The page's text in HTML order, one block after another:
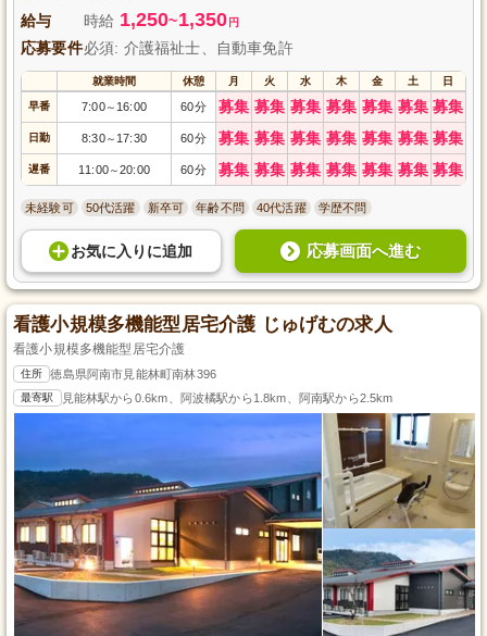
給与 時給 1,250~1,350 円
応募要件必須: 介護福祉士、自動車免許
就業時間 休憩 月 火 水 木 金 土 日
早番 7:00～ 16:00 60分 募集 募集 募集 募集 募集 募集 募集
日勤 8:30～ 17:30 60分 募集 募集 募集 募集 募集 募集 募集
遅番 11:00～20:00 60分 募集 募集 募集 募集 募集 募集 募集
未経験可 50代活躍 新卒可 年齢不問 40代活躍 学歴不問
お気に入り に追加 応募画面へ進む
看護小規模多機能型居宅介護 じゅげむの求人
看護小規模多機能型居宅介護
住所 徳島県阿南市見能林町南林396
最寄駅 見能林駅から0.6km、阿波橘駅から1.8km、阿南駅から2.5km